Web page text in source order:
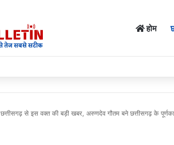
होम
छत्तीसगढ़ से इस वक्त की बड़ी खबर, अरुणदेव गौतम बने छत्तीसगढ़ के